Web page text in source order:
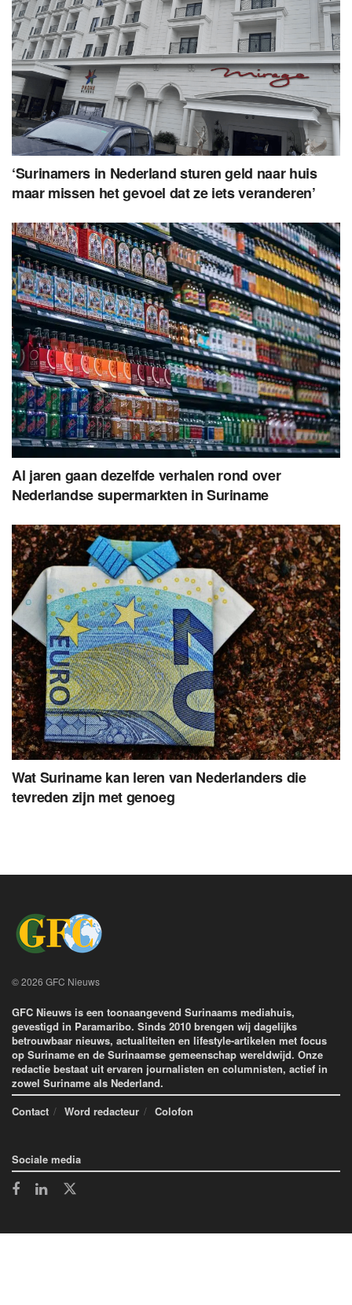
‘Surinamers in Nederland sturen geld naar huis
maar missen het gevoel dat ze iets veranderen’
Al jaren gaan dezelfde verhalen rond over
Nederlandse supermarkten in Suriname
Wat Suriname kan leren van Nederlanders die
tevreden zijn met genoeg
© 2026 GFC Nieuws
GFC Nieuws is een toonaangevend Surinaams mediahuis,
gevestigd in Paramaribo. Sinds 2010 brengen wij dagelijks
betrouwbaar nieuws, actualiteiten en lifestyle-artikelen met focus
op Suriname en de Surinaamse gemeenschap wereldwijd. Onze
redactie bestaat uit ervaren journalisten en columnisten, actief in
zowel Suriname als Nederland.
Contact
Word redacteur Colofon
Sociale media